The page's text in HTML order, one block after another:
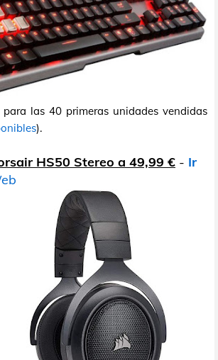
las 40 primeras unidades vendidas
).
HS50 Stereo a 49,99 € - Ir